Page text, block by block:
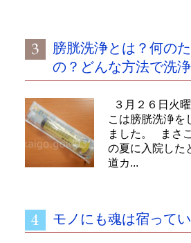
膀胱洗浄とは？何の
の？どんな方法で洗
３月２６日火
こは膀胱洗浄を
ました。 まさ
の夏に入院した
道カ...
モノにも魂は宿って